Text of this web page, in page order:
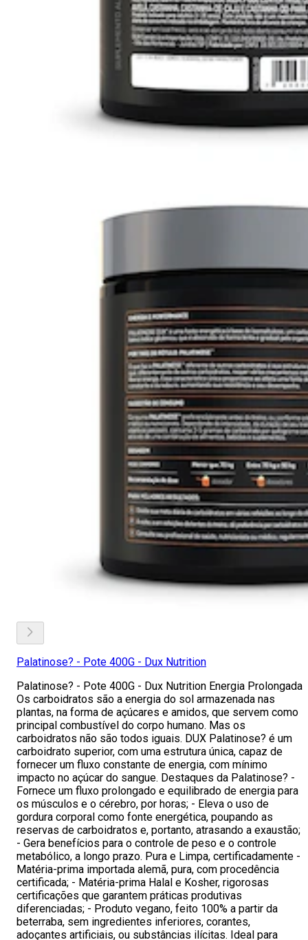
Palatinose? - Pote 400G - Dux Nutrition
Palatinose? - Pote 400G - Dux Nutrition Energia Prolongada
Os carboidratos são a energia do sol armazenada nas
plantas, na forma de açúcares e amidos, que servem como
principal combustível do corpo humano. Mas os
carboidratos não são todos iguais. DUX Palatinose? é um
carboidrato superior, com uma estrutura única, capaz de
fornecer um fluxo constante de energia, com mínimo
impacto no açúcar do sangue. Destaques da Palatinose? -
Fornece um fluxo prolongado e equilibrado de energia para
os músculos e o cérebro, por horas; - Eleva o uso de
gordura corporal como fonte energética, poupando as
reservas de carboidratos e, portanto, atrasando a exaustão;
- Gera benefícios para o controle de peso e o controle
metabólico, a longo prazo. Pura e Limpa, certificadamente -
Matéria-prima importada alemã, pura, com procedência
certificada; - Matéria-prima Halal e Kosher, rigorosas
certificações que garantem práticas produtivas
diferenciadas; - Produto vegano, feito 100% a partir da
beterraba, sem ingredientes inferiores, corantes,
adoçantes artificiais, ou substâncias ilícitas. Ideal para